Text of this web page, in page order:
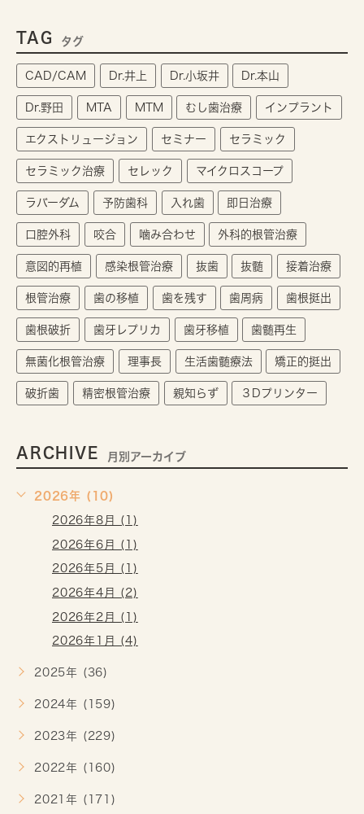
TAG タグ
CAD/CAM Dr.井上 Dr.小坂井 Dr.本山
Dr.野田 MTA MTM むし歯治療 インプラント
エクストリュージョン セミナー セラミック
セラミック治療 セレック マイクロスコープ
ラバーダム 予防歯科 入れ歯 即日治療
口腔外科 咬合 噛み合わせ 外科的根管治療
意図的再植 感染根管治療 抜歯 抜髄 接着治療
根管治療 歯の移植 歯を残す 歯周病 歯根挺出
歯根破折 歯牙レプリカ 歯牙移植 歯髄再生
無菌化根管治療 理事長 生活歯髄療法 矯正的挺出
破折歯 精密根管治療 親知らず ３Dプリンター
ARCHIVE 月別アーカイブ
2026年 (10)
2026年8月 (1)
2026年6月 (1)
2026年5月 (1)
2026年4月 (2)
2026年2月 (1)
2026年1月 (4)
2025年 (36)
2024年 (159)
2023年 (229)
2022年 (160)
2021年 (171)